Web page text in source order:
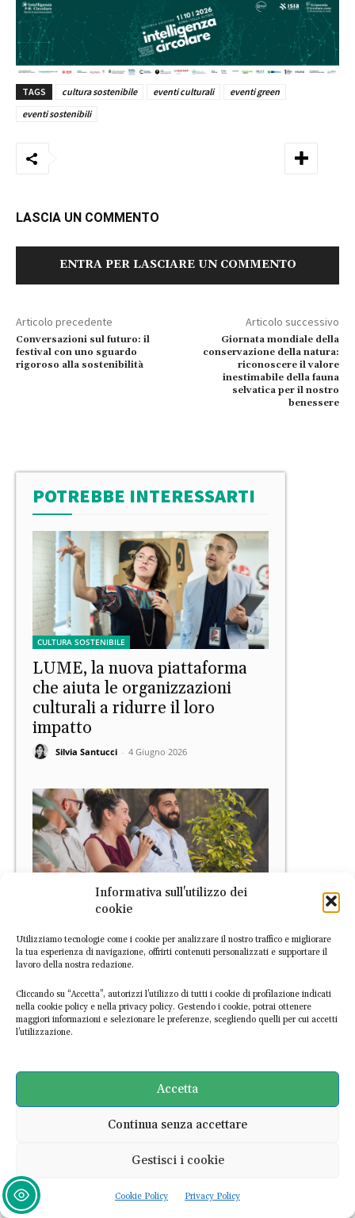
Informativa sull'utilizzo dei
cookie
Utilizziamo tecnologie come i cookie per analizzare il nostro traffico e migliorare
la tua esperienza di navigazione, offrirti contenuti personalizzati e supportare il
lavoro della nostra redazione.
Cliccando su “Accetta”, autorizzi l’utilizzo di tutti i cookie di profilazione indicati
nella cookie policy e nella privacy policy. Gestendo i cookie, potrai ottenere
maggiori informazioni e selezionare le preferenze, scegliendo quelli per cui accetti
l’utilizzazione.
Accetta
Continua senza accettare
Gestisci i cookie
Cookie Policy Privacy Policy
TAGS cultura sostenibile eventi culturali
eventi green
eventi sostenibili
LASCIA UN COMMENTO
ENTRA PER LASCIARE UN COMMENTO
Articolo precedente
Conversazioni sul futuro: il
festival con uno sguardo
rigoroso alla sostenibilità
Articolo successivo
Giornata mondiale della
conservazione della natura:
riconoscere il valore
inestimabile della fauna
selvatica per il nostro
benessere
POTREBBE INTERESSARTI
CULTURA SOSTENIBILE
LUME, la nuova piattaforma
che aiuta le organizzazioni
culturali a ridurre il loro
impatto
Silvia Santucci - 4 Giugno 2026
torna l’eco del cambiamento
Silvia Santucci - 29 Maggio 2026
Loop Festival, per un’economia
circolare alla portata di
chiunque